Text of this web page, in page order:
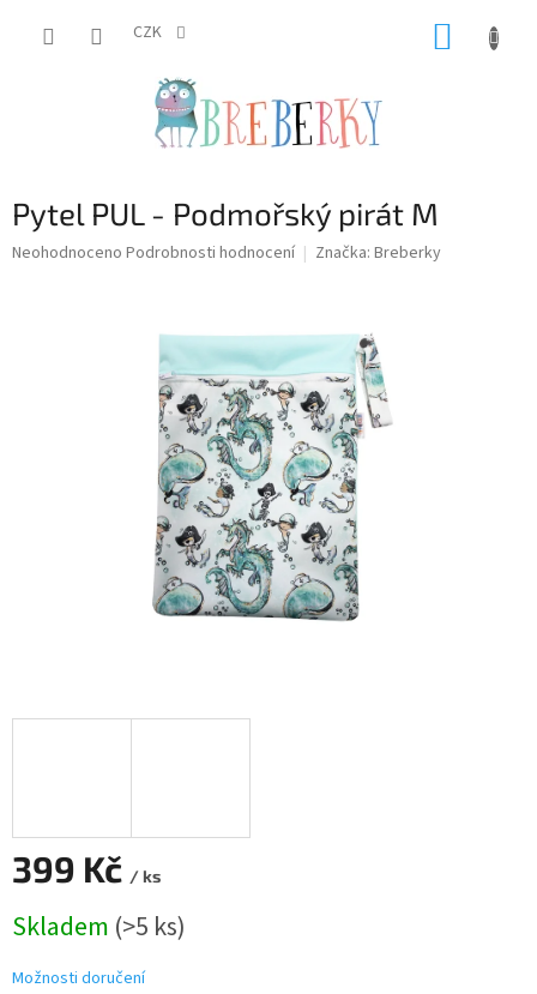
CZK
Pytel PUL - Podmořský pirát M
Průměrné
Neohodnoceno Podrobnosti hodnocení Značka: Breberky
399 Kč / ks
cena:
Skladem (>5 ks)
Možnosti doručení